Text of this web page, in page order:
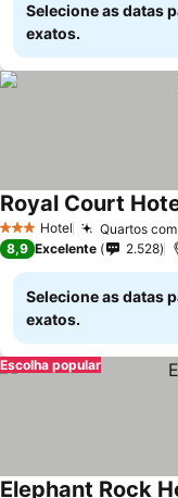
Selecione as datas
exatos.
3 EstrelasHotel Quartos
Royal Court
8,9 Excelente 2.528
Selecione as datas
exatos.
Escolha popular
Elephant Rock